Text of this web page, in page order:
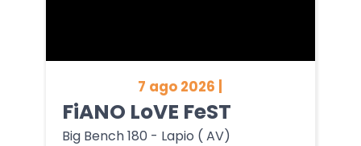
7 ago 2026 |
FiANO LoVE FeST
Big Bench 180 - Lapio ( AV)